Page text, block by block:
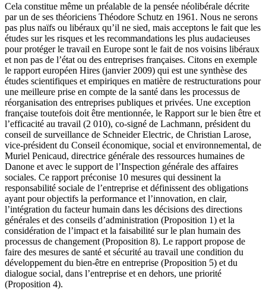
Cela constitue même un préalable de la pensée néolibérale décrite
par un de ses théoriciens Théodore Schutz en 1961. Nous ne serons
pas plus naïfs ou libéraux qu’il ne sied, mais acceptons le fait que les
études sur les risques et les recommandations les plus audacieuses
pour protéger le travail en Europe sont le fait de nos voisins libéraux
et non pas de l’état ou des entreprises françaises. Citons en exemple
le rapport européen Hires (janvier 2009) qui est une synthèse des
études scientifiques et empiriques en matière de restructurations pour
une meilleure prise en compte de la santé dans les processus de
réorganisation des entreprises publiques et privées. Une exception
française toutefois doit être mentionnée, le Rapport sur le bien être et
l’efficacité au travail (2 010), co-signé de Lachmann, président du
conseil de surveillance de Schneider Electric, de Christian Larose,
vice-président du Conseil économique, social et environnemental, de
Muriel Penicaud, directrice générale des ressources humaines de
Danone et avec le support de l’Inspection générale des affaires
sociales. Ce rapport préconise 10 mesures qui dessinent la
responsabilité sociale de l’entreprise et définissent des obligations
ayant pour objectifs la performance et l’innovation, en clair,
l’intégration du facteur humain dans les décisions des directions
générales et des conseils d’administration (Proposition 1) et la
considération de l’impact et la faisabilité sur le plan humain des
processus de changement (Proposition 8). Le rapport propose de
faire des mesures de santé et sécurité au travail une condition du
développement du bien-être en entreprise (Proposition 5) et du
dialogue social, dans l’entreprise et en dehors, une priorité
(Proposition 4).